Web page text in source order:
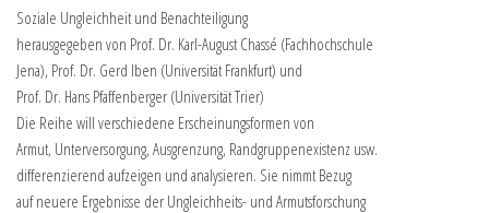
Soziale Ungleichheit und Benachteiligung
herausgegeben von Prof. Dr. Karl-August Chassé (Fachhochschule
Jena), Prof. Dr. Gerd Iben (Universität Frankfurt) und
Prof. Dr. Hans Pfaffenberger (Universität Trier)
Die Reihe will verschiedene Erscheinungsformen von
Armut, Unterversorgung, Ausgrenzung, Randgruppenexistenz usw.
differenzierend aufzeigen und analysieren. Sie nimmt Bezug
auf neuere Ergebnisse der Ungleichheits- und Armutsforschung